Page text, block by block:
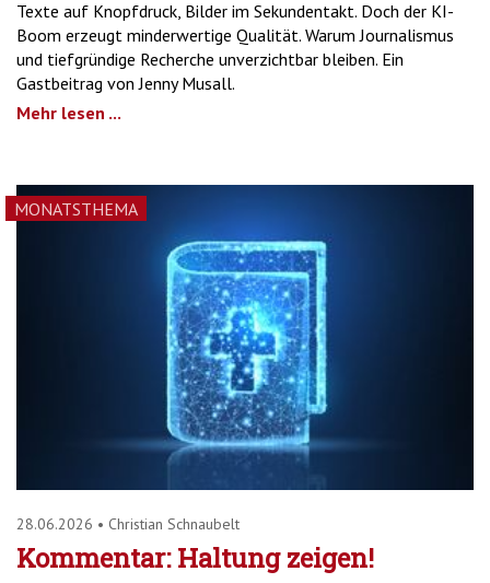
Texte auf Knopfdruck, Bilder im Sekundentakt. Doch der KI-
Boom erzeugt minderwertige Qualität. Warum Journalismus
und tiefgründige Recherche unverzichtbar bleiben. Ein
Gastbeitrag von Jenny Musall.
Mehr lesen ...
MONATSTHEMA
28.06.2026 • Christian Schnaubelt
Kommentar: Haltung zeigen!